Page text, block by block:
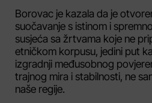
Borovac je kazala da je
suočavanje s istinom i
susjeća sa žrtvama koje ne
etničkom korpusu, jedini put
izgradnji međusobnog
trajnog mira i stabilnosti, ne
naše regije.